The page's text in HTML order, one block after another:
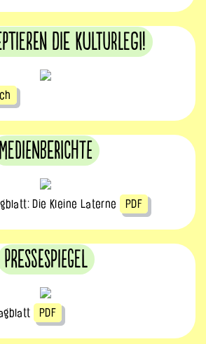
die KulturLegi!
Medienberichte
Die Kleine Laterne PDF
Pressespiegel
PDF